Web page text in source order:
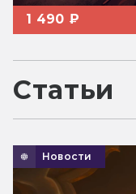
1 490 ₽
Статьи
Новости